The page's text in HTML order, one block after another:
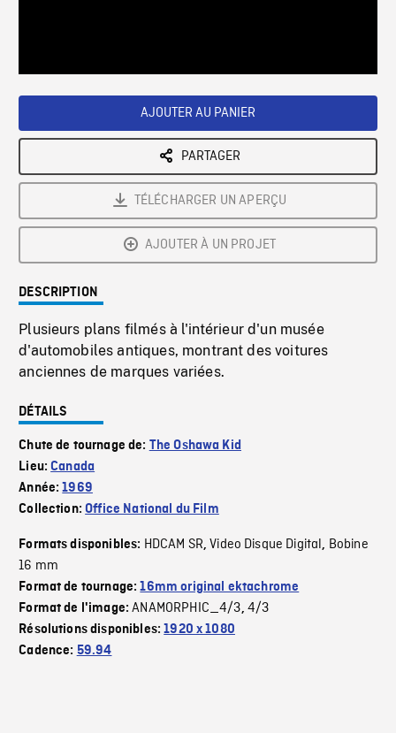
AJOUTER AU PANIER
PARTAGER
TÉLÉCHARGER UN APERÇU
AJOUTER À UN PROJET
DESCRIPTION
Plusieurs plans filmés à l'intérieur d'un musée
d'automobiles antiques, montrant des voitures
anciennes de marques variées.
DÉTAILS
Chute de tournage de: The Oshawa Kid
Lieu:Canada
Année:1969
Collection:Office National du Film
Formats disponibles: HDCAM SR,Video Disque Digital, Bobine
16 mm
Format de tournage:16mm original ektachrome
Format de l'image:ANAMORPHIC_4/3, 4/3
Résolutions disponibles:1920 x 1080
Cadence: 59.94